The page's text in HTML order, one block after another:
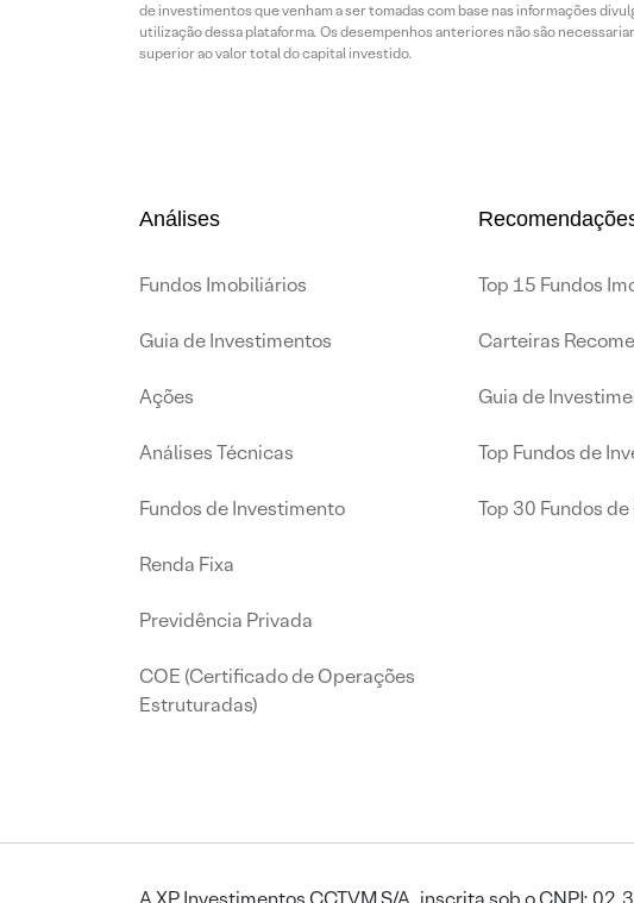
de investimentos que venham a ser tomadas com base nas informações
utilização dessa plataforma. Os desempenhos anteriores não são
superior ao valor total do capital investido.
Análises
Fundos Imobiliários
Guia de Investimentos
Ações
Análises Técnicas
Fundos de Investimento
Renda Fixa
Previdência Privada
COE (Certificado de Operações
Estruturadas)
Top 15 Fundos
Carteiras
Guia de
Top Fundos de
Top 30 Fundos